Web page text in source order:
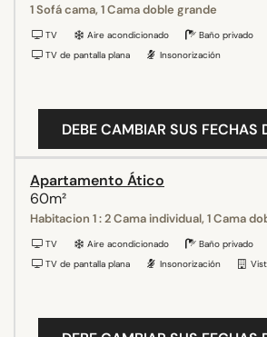
1 Sofá cama, 1 Cama doble grande
TV Aire acondicionado
Baño privado
TV de pantalla plana
Insonorización
DEBE CAMBIAR SUS FECHAS
Apartamento Ático
60m²
Habitacion 1 : 2 Cama individual, 1 Cama
TV Aire acondicionado
Baño privado
TV de pantalla plana
Insonorización